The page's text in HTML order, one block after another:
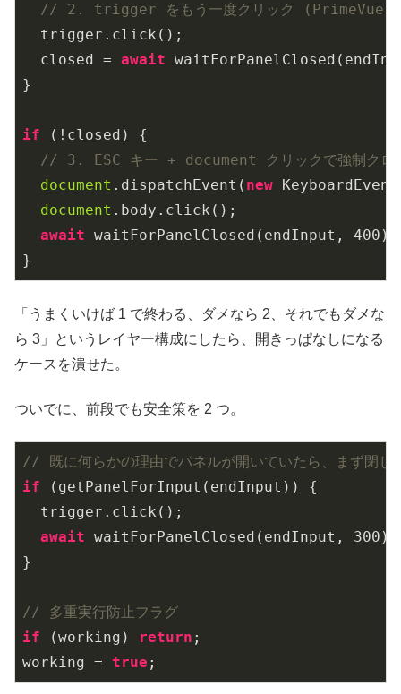
// 2. trigger をもう一度クリック (PrimeVue
  trigger.click();
  closed =
await
}
if (!closed) {
// 3. ESC キー + document クリックで強制クロ
document .dispatchEvent( new
document .body.click();
await waitForPanelClosed(endInput, 400 );
}
「うまくいけば 1 で終わる、ダメなら 2、それでもダメな
ら 3」というレイヤー構成にしたら、開きっぱなしになる
ケースを潰せた。
ついでに、前段でも安全策を 2 つ。
// 既に何らかの理由でパネルが開いていたら、まず閉じ
if (getPanelForInput(endInput)) {
  trigger.click();
await waitForPanelClosed(endInput, 300 );
}
// 多重実行防止フラグ
if (working) return ;
working = true ;